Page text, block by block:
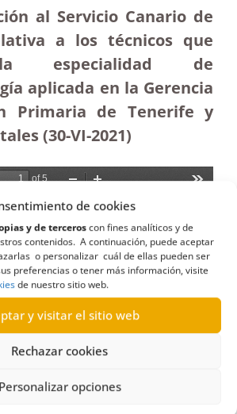
de cookies
y de terceroscon fines analíticos y de
contenidos. A continuación, puede aceptar
o personalizar cuál de ellas pueden ser
preferencias o tener más información, visite
de nuestro sitio web.
y visitar el sitio web
Rechazar cookies
Personalizar opciones
al Servicio Canario de
a los técnicos que
especialidad de
aplicada en la Gerencia
Primaria de Tenerife y
(30-VI-2021)